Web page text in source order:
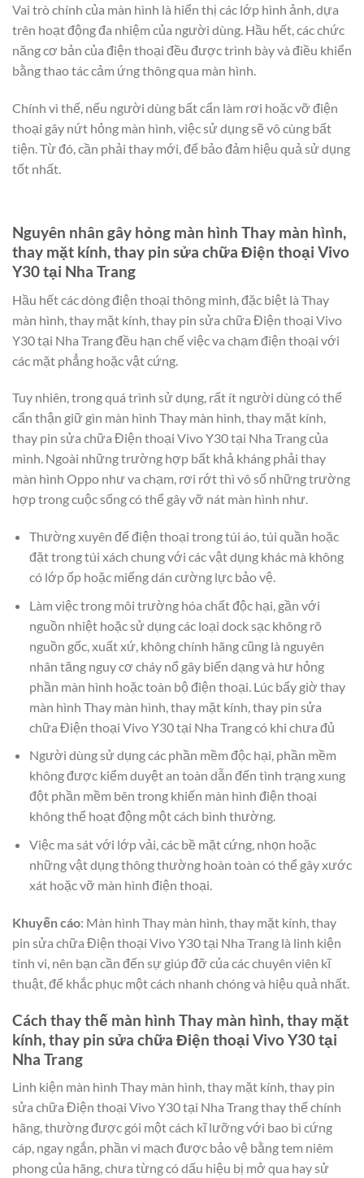
Vai trò chính của màn hình là hiển thị các lớp hình ảnh, dựa
trên hoạt động đa nhiệm của người dùng. Hầu hết, các chức
năng cơ bản của điện thoại đều được trình bày và điều khiển
bằng thao tác cảm ứng thông qua màn hình.
Chính vì thế, nếu người dùng bất cẩn làm rơi hoặc vỡ điện
thoại gây nứt hỏng màn hình, việc sử dụng sẽ vô cùng bất
tiện. Từ đó, cần phải thay mới, để bảo đảm hiệu quả sử dụng
tốt nhất.
Nguyên nhân gây hỏng màn hình Thay màn hình,
thay mặt kính, thay pin sửa chữa Điện thoại Vivo
Y30 tại Nha Trang
Hầu hết các dòng điện thoại thông minh, đặc biệt là Thay
màn hình, thay mặt kính, thay pin sửa chữa Điện thoại Vivo
Y30 tại Nha Trang đều hạn chế việc va chạm điện thoại với
các mặt phẳng hoặc vật cứng.
Tuy nhiên, trong quá trình sử dụng, rất ít người dùng có thể
cẩn thận giữ gìn màn hình Thay màn hình, thay mặt kính,
thay pin sửa chữa Điện thoại Vivo Y30 tại Nha Trang của
mình. Ngoài những trường hợp bất khả kháng phải thay
màn hình Oppo như va chạm, rơi rớt thì vô số những trường
hợp trong cuộc sống có thể gây vỡ nát màn hình như.
Thường xuyên để điện thoại trong túi áo, túi quần hoặc
đặt trong túi xách chung với các vật dụng khác mà không
có lớp ốp hoặc miếng dán cường lực bảo vệ.
Làm việc trong môi trường hóa chất độc hại, gần với
nguồn nhiệt hoặc sử dụng các loại dock sạc không rõ
nguồn gốc, xuất xứ, không chính hãng cũng là nguyên
nhân tăng nguy cơ cháy nổ gây biến dạng và hư hỏng
phần màn hình hoặc toàn bộ điện thoại. Lúc bấy giờ thay
màn hình Thay màn hình, thay mặt kính, thay pin sửa
chữa Điện thoại Vivo Y30 tại Nha Trang có khi chưa đủ
Người dùng sử dụng các phần mềm độc hại, phần mềm
không được kiểm duyệt an toàn dẫn đến tình trạng xung
đột phần mềm bên trong khiến màn hình điện thoại
không thể hoạt động một cách bình thường.
Việc ma sát với lớp vải, các bề mặt cứng, nhọn hoặc
những vật dụng thông thường hoàn toàn có thể gây xước
xát hoặc vỡ màn hình điện thoại.
Khuyến cáo: Màn hình Thay màn hình, thay mặt kính, thay
pin sửa chữa Điện thoại Vivo Y30 tại Nha Trang là linh kiện
tinh vi, nên bạn cần đến sự giúp đỡ của các chuyên viên kĩ
thuật, để khắc phục một cách nhanh chóng và hiệu quả nhất.
Cách thay thế màn hình Thay màn hình, thay mặt
kính, thay pin sửa chữa Điện thoại Vivo Y30 tại
Nha Trang
Linh kiện màn hình Thay màn hình, thay mặt kính, thay pin
sửa chữa Điện thoại Vivo Y30 tại Nha Trang thay thế chính
hãng, thường được gói một cách kĩ lưỡng với bao bì cứng
cáp, ngay ngắn, phần vi mạch được bảo vệ bằng tem niêm
phong của hãng, chưa từng có dấu hiệu bị mở qua hay sử